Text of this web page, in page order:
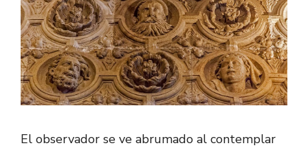
El observador se ve abrumado al contemplar